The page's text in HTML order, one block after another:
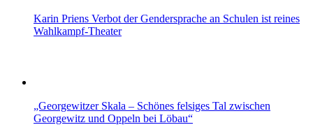
Karin Priens Verbot der Gendersprache an Schulen ist reines
Wahlkampf-Theater
„Georgewitzer Skala – Schönes felsiges Tal zwischen
Georgewitz und Oppeln bei Löbau“